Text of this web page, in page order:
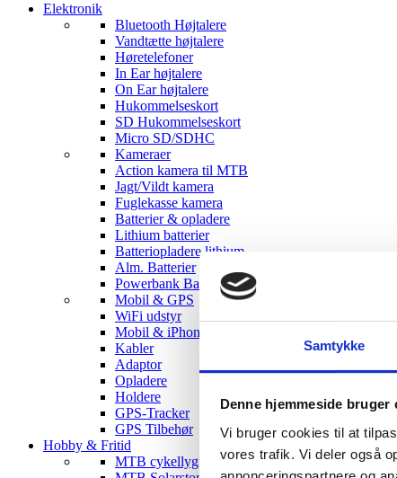
Samtykke
Denne hjemmeside bruger
Vi bruger cookies til at
vores trafik. Vi deler også
Elektronik
Bluetooth Højtalere
Vandtætte højtalere
Høretelefoner
In Ear højtalere
On Ear højtalere
Hukommelseskort
SD Hukommelseskort
Micro SD/SDHC
Kameraer
Action kamera til MTB
Jagt/Vildt kamera
Fuglekasse kamera
Batterier & opladere
Lithium batterier
Batteriopladere lithium
Alm. Batterier
Powerbank Batterier
Mobil & GPS
WiFi udstyr
Mobil & iPhone tilbehør
Kabler
Adaptor
Opladere
Holdere
GPS-Tracker
GPS Tilbehør
Hobby & Fritid
MTB cykellygter